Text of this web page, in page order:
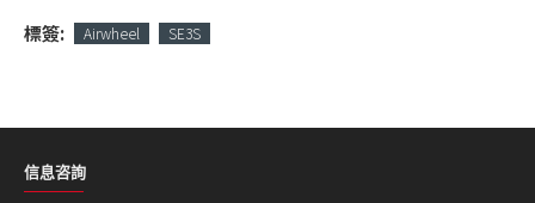
標簽: Airwheel SE3S
信息咨詢